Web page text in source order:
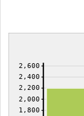
1,800
2,000
2,200
2,400
2,600